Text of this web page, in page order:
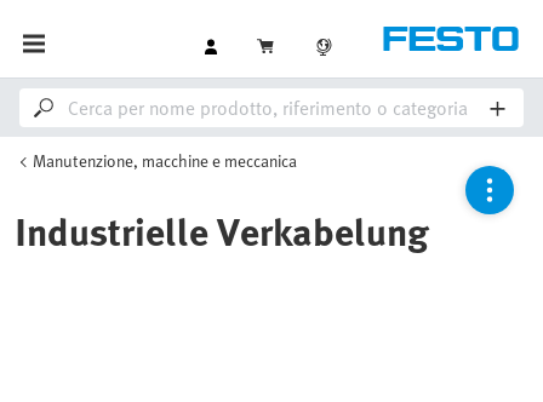
Manutenzione, macchine e meccanica
Industrielle Verkabelung